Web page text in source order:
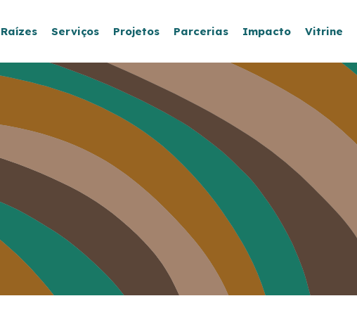
Serviços Projetos Parcerias Impacto Vitrine